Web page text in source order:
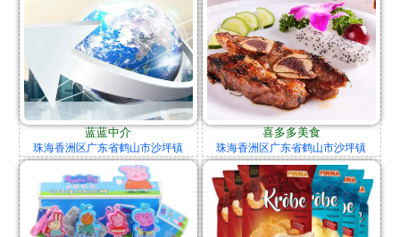
蓝蓝中介
珠海香洲区广东省鹤山市沙坪镇
喜多多美食
珠海香洲区广东省鹤山市沙坪镇